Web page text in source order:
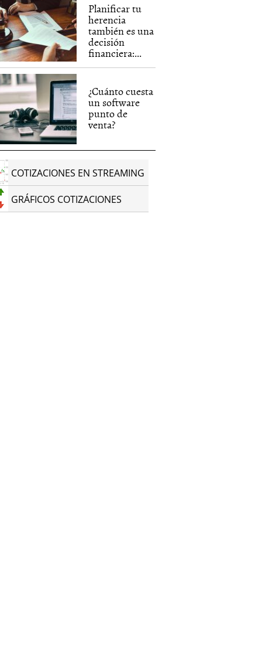
Planificar tu
herencia
también es una
decisión
financiera:...
¿Cuánto cuesta
un software
punto de
venta?
COTIZACIONES EN STREAMING
GRÁFICOS COTIZACIONES